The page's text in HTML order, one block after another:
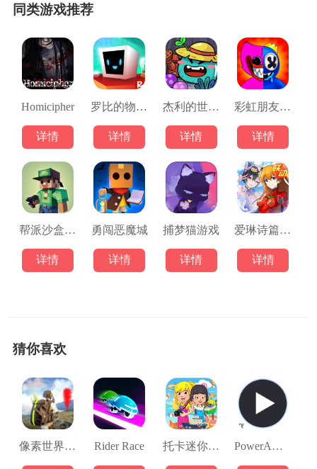
同类游戏推荐
Homicipher
详情
罗比的物理冒险游戏
详情
杰利的世界正版
详情
彩虹朋友时间挑战
详情
帮派沙盒游戏
详情
勇闯恶魔城
详情
捕梦猫游戏
详情
爱琳诗篇游戏
详情
猜你喜欢
像素世界生存战场 Rider Race 托卡迷你城市探险 PowerAMP播放器